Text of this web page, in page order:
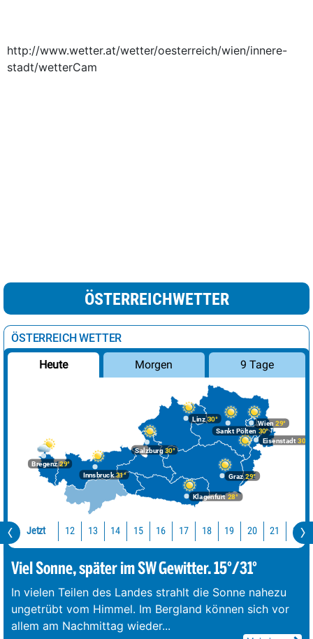
http://www.wetter.at/wetter/oesterreich/wien/innere-
stadt/wetterCam
ÖSTERREICHWETTER
ÖSTERREICH WETTER
Heute Morgen 9 Tage
Bregenz29°
Graz29°
Innsbruck31°
Klagenfurt 28°
Linz30°
Salzburg30°
Wien 29°
Eisenstadt 30°
Sankt Pölten 30°
Jetzt 12 13 14 15 16 17 18 19 20 21 22
Viel Sonne, später im SW Gewitter. 15°/31°
In vielen Teilen des Landes strahlt die Sonne nahezu
ungetrübt vom Himmel. Im Bergland können sich vor
allem am Nachmittag wieder...